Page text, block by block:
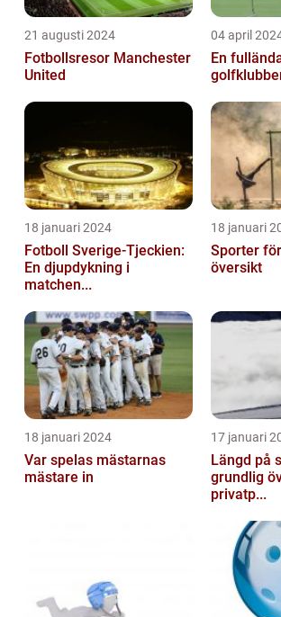
21 augusti 2024
Fotbollsresor Manchester
United
04 april
En
18 januari 2024
Fotboll Sverige-Tjeckien:
En djupdykning i
matchen...
18 januari
Sporter
översikt
18 januari 2024
Var spelas mästarnas
mästare in
17 januari
Längd på
grundlig
privatp...